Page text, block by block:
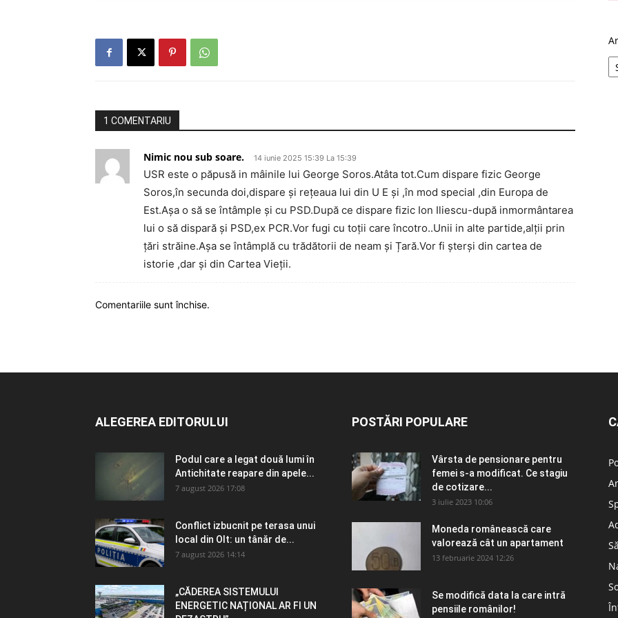
1 COMENTARIU
Nimic nou sub soare. 14 iunie 2025 15:39 La 15:39
USR este o păpusă in mâinile lui George Soros.Atâta tot.Cum dispare fizic George
Soros,în secunda doi,dispare și rețeaua lui din U E și ,în mod special ,din Europa de
Est.Așa o să se întâmple și cu PSD.După ce dispare fizic Ion Iliescu-după inmormântarea
lui o să dispară și PSD,ex PCR.Vor fugi cu toții care încotro..Unii in alte partide,alții prin
țări străine.Așa se întâmplă cu trădătorii de neam și Țară.Vor fi șterși din cartea de
istorie ,dar și din Cartea Vieții.
Comentariile sunt închise.
ALEGEREA EDITORULUI
Podul care a legat două lumi în
Antichitate reapare din apele...
7 august 2026 17:08
Conflict izbucnit pe terasa unui
local din Olt: un tânăr de...
7 august 2026 14:14
„CĂDEREA SISTEMULUI
ENERGETIC NAȚIONAL AR FI UN
POSTĂRI POPULARE
Vârsta de pensionare pentru
femei s-a modificat. Ce stagiu
de cotizare...
3 iulie 2023 10:06
Moneda românească care
valorează cât un apartament
13 februarie 2024 12:26
Se modifică data la care intră
pensiile românilor!